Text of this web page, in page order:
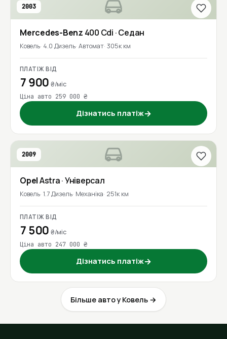
2003
Mercedes-Benz 400 Cdi · Седан
Ковель 4.0 Дизель Автомат 305к км
ПЛАТІЖ ВІД
7 900₴/міс
Ціна авто 259 000 ₴
Дізнатись платіж→
2009
OpelAstra· Універсал
Ковель 1.7 Дизель Механіка 251к км
ПЛАТІЖ ВІД
7 500₴/міс
Ціна авто 247 000 ₴
Дізнатись платіж→
Більше авто у Ковель →